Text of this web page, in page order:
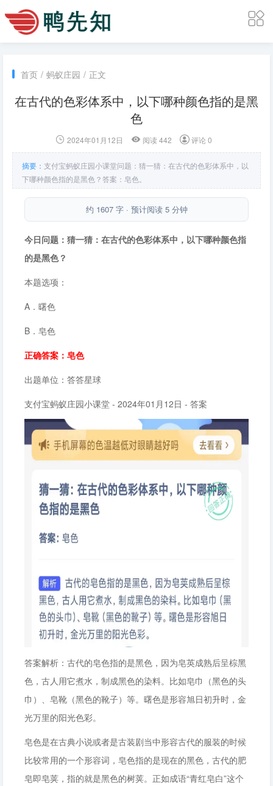
首页 / 蚂蚁庄园 / 正文
在古代的色彩体系中，以下哪种颜色指的是黑
色
2024年01月12日 阅读 442 评论 0
摘要： 支付宝蚂蚁庄园小课堂问题：猜一猜：在古代的色彩体系中，以
下哪种颜色指的是黑色？答案：皂色。
约 1607 字 · 预计阅读 5 分钟
今日问题：猜一猜：在古代的色彩体系中，以下哪种颜色指
的是黑色？
本题选项：
A．曙色
B．皂色
正确答案：皂色
出题单位：答答星球
支付宝蚂蚁庄园小课堂 - 2024年01月12日 - 答案
答案解析：古代的皂色指的是黑色，因为皂英成熟后呈棕黑
色，古人用它煮水，制成黑色的染料。比如皂巾（黑色的头
巾）、皂靴（黑色的靴子）等。曙色是形容旭日初升时，金
光万里的阳光色彩。
皂色是在古典小说或者是古装剧当中形容古代的服装的时候
比较常用的一个形容词，皂色指的是现在的黑色，古代的肥
皂即皂荚，指的就是黑色的树荚。正如成语“青红皂白”这个